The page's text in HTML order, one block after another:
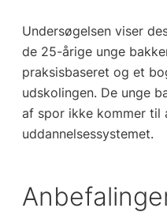
Undersøgelsen viser
de 25-årige unge
praksisbaseret og et
udskolingen. De unge
af spor ikke kommer til
uddannelsessystemet.